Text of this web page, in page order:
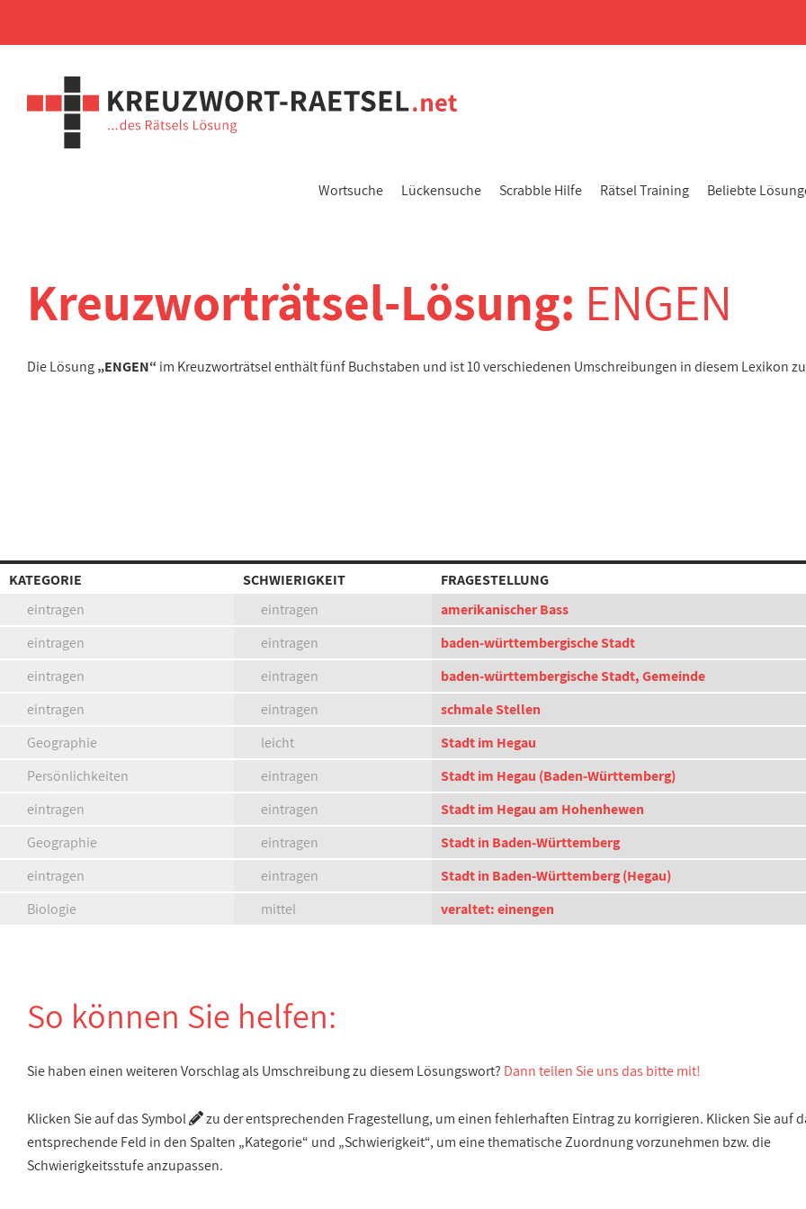
Wortsuche Lückensuche Scrabble Hilfe Rätsel Training Beliebte
Kreuzworträtsel-Lösung: ENGEN
Die Lösung„ENGEN“ im Kreuzworträtsel enthält fünf Buchstaben und ist 10 verschiedenen Umschreibungen in diesem Lexikon
KATEGORIE SCHWIERIGKEIT
FRAGESTELLUNG
eintragen
eintragen
amerikanischer Bass
eintragen
eintragen
baden-württembergische Stadt
eintragen
eintragen
baden-württembergische Stadt, Gemeinde
eintragen
eintragen
schmale Stellen
Geographie
leicht
Stadt im Hegau
Persönlichkeiten
eintragen
Stadt im Hegau (Baden-Württemberg)
eintragen
eintragen
Stadt im Hegau am Hohenhewen
Geographie
eintragen
Stadt in Baden-Württemberg
eintragen
eintragen
Stadt in Baden-Württemberg (Hegau)
Biologie
mittel veraltet: einengen
So können Sie helfen:
Sie haben einen weiteren Vorschlag als Umschreibung zu diesem Lösungswort? Dann teilen Sie uns das bitte mit!
Klicken Sie auf das Symbol
zu der entsprechenden Fragestellung, um einen fehlerhaften Eintrag zu korrigieren. Klicken Sie auf
entsprechende Feld in den Spalten „Kategorie“ und „Schwierigkeit“, um eine thematische Zuordnung vorzunehmen bzw. die
Schwierigkeitsstufe anzupassen.